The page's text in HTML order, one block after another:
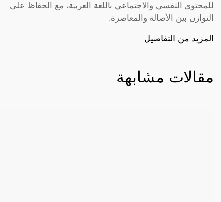
للمحتوى النفسي والاجتماعي باللغة العربية، مع الحفاظ على
التوازن بين الأصالة والمعاصرة.
المزيد من التفاصيل
مقالات مشابهة